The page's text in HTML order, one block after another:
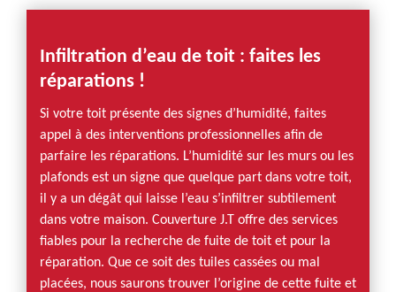
Infiltration d’eau de toit : faites les
réparations !
Si votre toit présente des signes d’humidité, faites
appel à des interventions professionnelles afin de
parfaire les réparations. L’humidité sur les murs ou les
plafonds est un signe que quelque part dans votre toit,
il y a un dégât qui laisse l’eau s’infiltrer subtilement
dans votre maison. Couverture J.T offre des services
fiables pour la recherche de fuite de toit et pour la
réparation. Que ce soit des tuiles cassées ou mal
placées, nous saurons trouver l’origine de cette fuite et